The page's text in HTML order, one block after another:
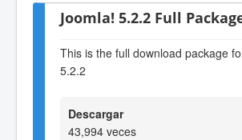
Joomla! 5.2.2 Full
This is the full download package
5.2.2
Descargar
43,994 veces